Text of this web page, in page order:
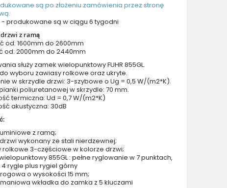
Drzwi z lewym i prawym naświetlem
Drzwi z lewym, prawym i górnym naświetlem
Drzwi podwójne z lewym, prawym i górnym naświetlem
Akcesoria do drzwi
Drzwi balkonowe / tarasowe
Szklane aluminiowe drzwi wejściowe
Okna aluminiowe
są po złożeniu zamówienia przez stronę
- produkowane są w ciągu 6 tygodni
z ramą
od: 1600mm do 2600mm
od: 2000mm do 2440mm
służy zamek wielopunktowy FUHR 855GL.
wyboru zawiasy rolkowe oraz ukryte.
w skrzydle drzwi: 3-szybowe o Ug = 0,5 W/(m2*K).
poliuretanowej w skrzydle: 70 mm.
termiczna: Ud = 0,7 W/(m2*K)
akustyczna: 30dB
z ramą;
wykonany ze stali nierdzewnej;
rolkowe 3-częściowe w kolorze drzwi;
855GL : pełne ryglowanie w 7 punktach,
rygle plus rygiel górny
o wysokości 15 mm;
wkładka do zamka z 5 kluczami